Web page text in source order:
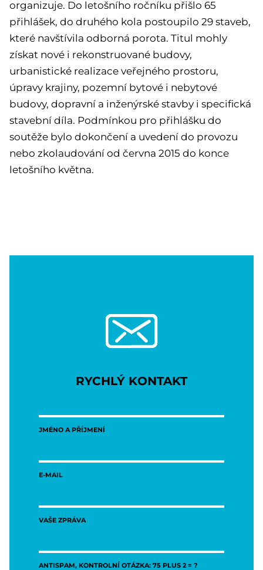
organizuje. Do letošního ročníku přišlo 65
přihlášek, do druhého kola postoupilo 29 staveb,
které navštívila odborná porota. Titul mohly
získat nové i rekonstruované budovy,
urbanistické realizace veřejného prostoru,
úpravy krajiny, pozemní bytové i nebytové
budovy, dopravní a inženýrské stavby i specifická
stavební díla. Podmínkou pro přihlášku do
soutěže bylo dokončení a uvedení do provozu
nebo zkolaudování od června 2015 do konce
letošního května.
RYCHLÝ KONTAKT
JMÉNO A PŘÍJMENÍ
E-MAIL
VAŠE ZPRÁVA
ANTISPAM, KONTROLNÍ OTÁZKA: 75 PLUS 2 = ?